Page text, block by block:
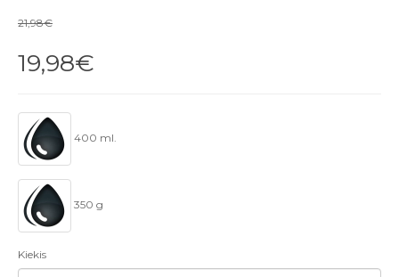
21,98€
19,98€
400 ml.
350 g
Kiekis